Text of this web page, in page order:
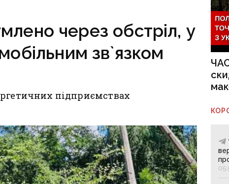
та Слов’янську
через обстріл, у
зв`язком
підприємствах